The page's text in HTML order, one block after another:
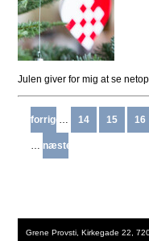
Julen giver for mig at se
forrige… 14 15 16
… næste
Grene Provsti, Kirkegade 22,